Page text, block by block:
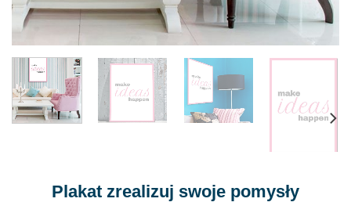
Plakat zrealizuj swoje pomysły